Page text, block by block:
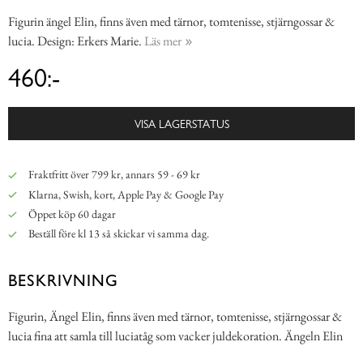
Figurin ängel Elin, finns även med tärnor, tomtenisse, stjärngossar &
lucia. Design: Erkers Marie. Läs mer
460:-
VISA LAGERSTATUS
Fraktfritt över 799 kr, annars 59 - 69 kr
Klarna, Swish, kort, Apple Pay & Google Pay
Öppet köp 60 dagar
Beställ före kl 13 så skickar vi samma dag.
BESKRIVNING
Figurin, Ängel Elin, finns även med tärnor, tomtenisse, stjärngossar &
lucia fina att samla till luciatåg som vacker juldekoration. Ängeln Elin